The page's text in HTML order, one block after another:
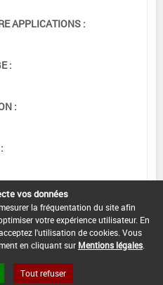
APPLICATIONS :
:
:
vos données
la fréquentation du site afin
votre expérience utilisateur. En
l'utilisation de cookies. Vous
en cliquant sur Mentions légales
Tout refuser